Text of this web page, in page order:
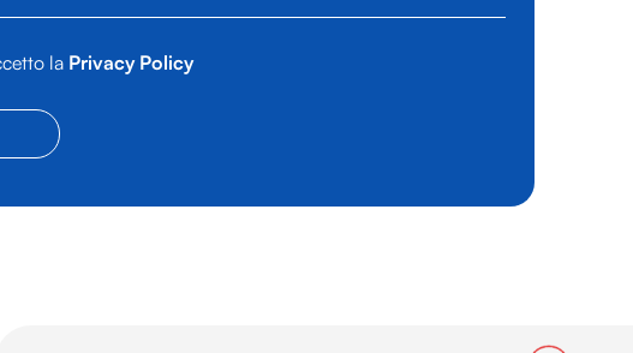
la Privacy Policy